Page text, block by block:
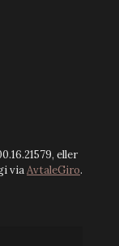
eller
viaAvtaleGiro.